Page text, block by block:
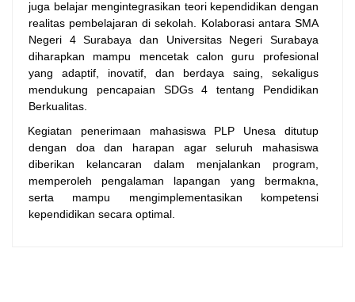
juga belajar mengintegrasikan teori kependidikan dengan
realitas pembelajaran di sekolah. Kolaborasi antara SMA
Negeri 4 Surabaya dan Universitas Negeri Surabaya
diharapkan mampu mencetak calon guru profesional
yang adaptif, inovatif, dan berdaya saing, sekaligus
mendukung pencapaian SDGs 4 tentang Pendidikan
Berkualitas.
Kegiatan penerimaan mahasiswa PLP Unesa ditutup
dengan doa dan harapan agar seluruh mahasiswa
diberikan kelancaran dalam menjalankan program,
memperoleh pengalaman lapangan yang bermakna,
serta mampu mengimplementasikan kompetensi
kependidikan secara optimal.